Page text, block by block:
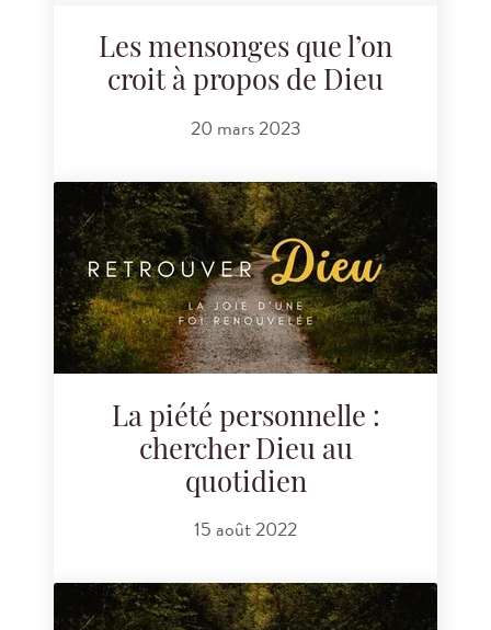
Les mensonges que l’on
croit à propos de Dieu
20 mars 2023
La piété personnelle :
chercher Dieu au
quotidien
15 août 2022